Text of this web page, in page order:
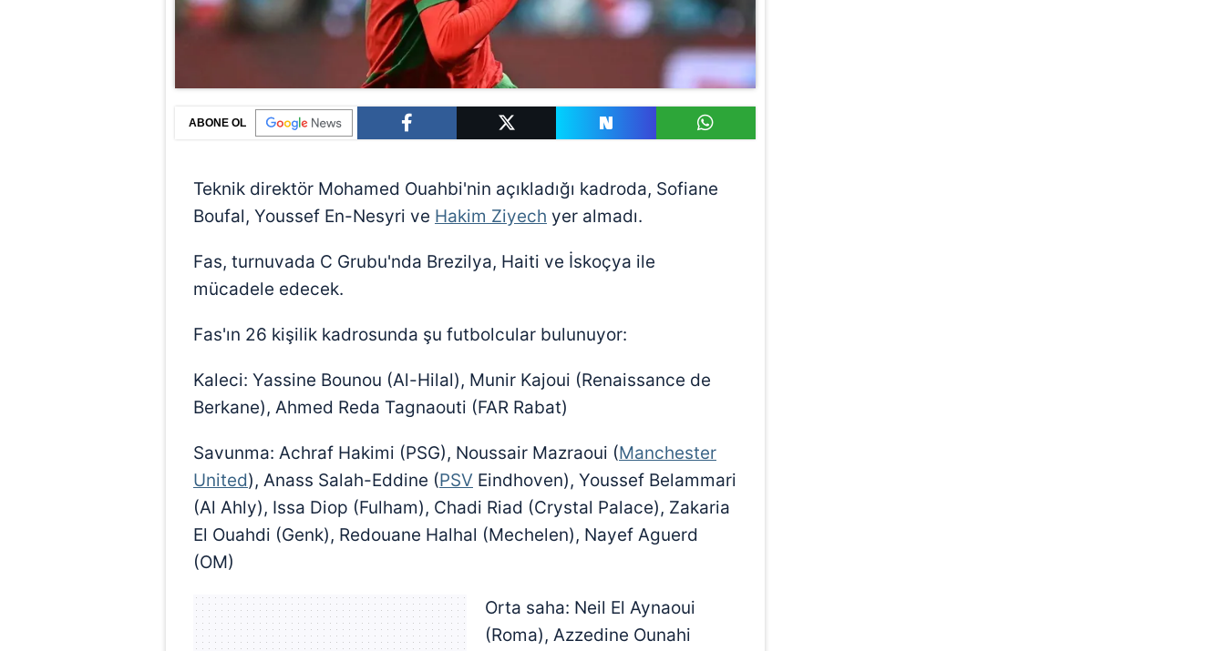
ABONE OL
Teknik direktör Mohamed Ouahbi'nin açıkladığı kadroda, Sofiane
Boufal, Youssef En-Nesyri ve Hakim Ziyech yer almadı.
Fas, turnuvada C Grubu'nda Brezilya, Haiti ve İskoçya ile
mücadele edecek.
Fas'ın 26 kişilik kadrosunda şu futbolcular bulunuyor:
Kaleci: Yassine Bounou (Al-Hilal), Munir Kajoui (Renaissance de
Berkane), Ahmed Reda Tagnaouti (FAR Rabat)
Savunma: Achraf Hakimi (PSG), Noussair Mazraoui (Manchester
United), Anass Salah-Eddine (PSV Eindhoven), Youssef Belammari
(Al Ahly), Issa Diop (Fulham), Chadi Riad (Crystal Palace), Zakaria
El Ouahdi (Genk), Redouane Halhal (Mechelen), Nayef Aguerd
(OM)
Orta saha: Neil El Aynaoui
(Roma), Azzedine Ounahi